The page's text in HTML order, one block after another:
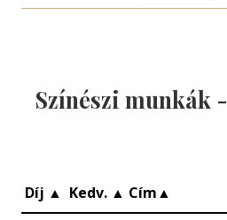
Színészi munkák -
Díj ▲ Kedv. ▲ Cím▲